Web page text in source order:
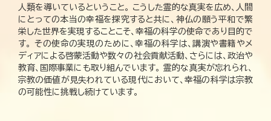
人類を導いているということ。 こうした霊的な真実を広め、人間
にとっての本当の幸福を探究すると共に、神仏の願う平和で繁
栄した世界を実現することこそ、幸福の科学の使命であり目的で
す。 その使命の実現のために、幸福の科学は、講演や書籍やメ
ディアによる啓蒙活動や数々の社会貢献活動、さらには、政治や
教育、国際事業にも取り組んでいます。 霊的な真実が忘れられ、
宗教の価値が見失われている現代において、幸福の科学は宗教
の可能性に挑戦し続けています。